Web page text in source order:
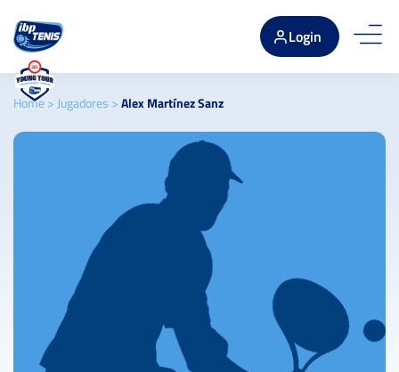
Login
Home> Jugadores >Alex Martínez Sanz